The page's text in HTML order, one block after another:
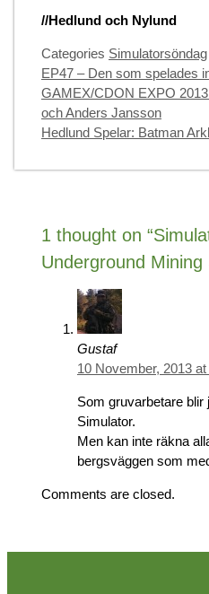
//Hedlund och Nylund
Categories Simulatorsöndag
EP47 – Den som spelades
GAMEX/CDON EXPO
och Anders Jansson
Hedlund Spelar: Batman
1 thought on
Underground Mining
Gustaf
10 November, 2013
Som gruvarbetare
Simulator.
Men kan inte räkna
bergsväggen som
Comments are closed.